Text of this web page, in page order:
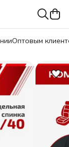
Оптовым